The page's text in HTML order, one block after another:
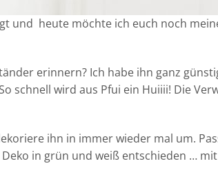
und heute möchte ich euch noch
erinnern? Ich habe ihn ganz
schnell wird aus Pfui ein Huiiii! Die
ihn in immer wieder mal um.
in grün und weiß entschieden …